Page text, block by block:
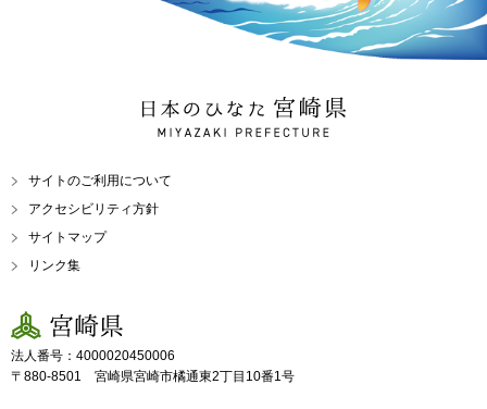
日本のひなた 宮崎県
MIYAZAKI PREFECTURE
サイトのご利用について
アクセシビリティ方針
サイトマップ
リンク集
宮崎県
法人番号：4000020450006
〒880-8501 宮崎県宮崎市橘通東2丁目10番1号